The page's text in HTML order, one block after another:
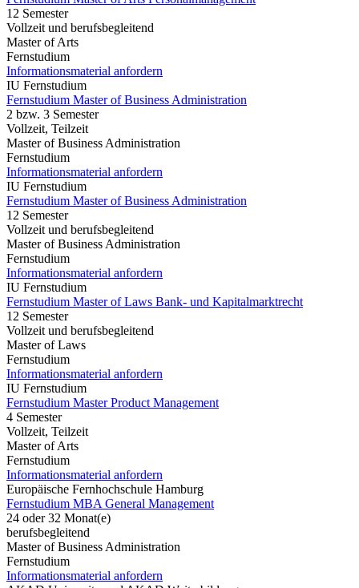
12 Semester
Vollzeit und berufsbegleitend
Master of Arts
Fernstudium
Informationsmaterial anfordern
IU Fernstudium
Fernstudium Master of Business Administration
2 bzw. 3 Semester
Vollzeit, Teilzeit
Master of Business Administration
Fernstudium
Informationsmaterial anfordern
IU Fernstudium
Fernstudium Master of Business Administration
12 Semester
Vollzeit und berufsbegleitend
Master of Business Administration
Fernstudium
Informationsmaterial anfordern
IU Fernstudium
Fernstudium Master of Laws Bank- und Kapitalmarktrecht
12 Semester
Vollzeit und berufsbegleitend
Master of Laws
Fernstudium
Informationsmaterial anfordern
IU Fernstudium
Fernstudium Master Product Management
4 Semester
Vollzeit, Teilzeit
Master of Arts
Fernstudium
Informationsmaterial anfordern
Europäische Fernhochschule Hamburg
Fernstudium MBA General Management
24 oder 32 Monat(e)
berufsbegleitend
Master of Business Administration
Fernstudium
Informationsmaterial anfordern